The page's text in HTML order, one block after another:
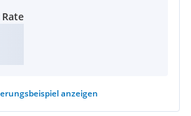
anzeigen